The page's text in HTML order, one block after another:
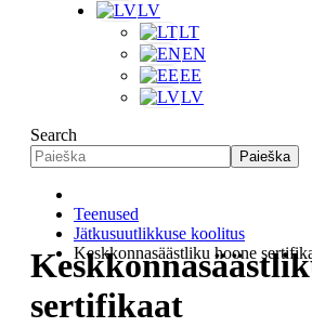
LV
LT
EN
EE
LV
Search
Paieška
Teenused
Jätkusuutlikkuse koolitus
Keskkonnasäästliku hoone
sertifikaat